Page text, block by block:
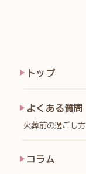
トップ
よくある質問
火葬前の過ごし方
コラム